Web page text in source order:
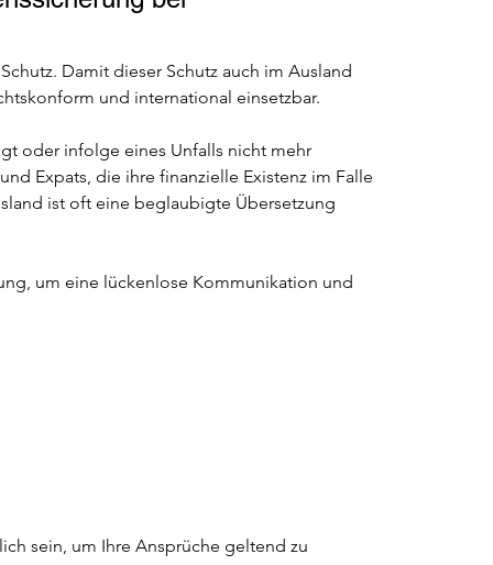
Damit dieser Schutz auch im Ausland
und international einsetzbar.
oder infolge eines Unfalls nicht mehr
Expats, die ihre finanzielle Existenz im Falle
ist oft eine beglaubigte Übersetzung
um eine lückenlose Kommunikation und
sein, um Ihre Ansprüche geltend zu